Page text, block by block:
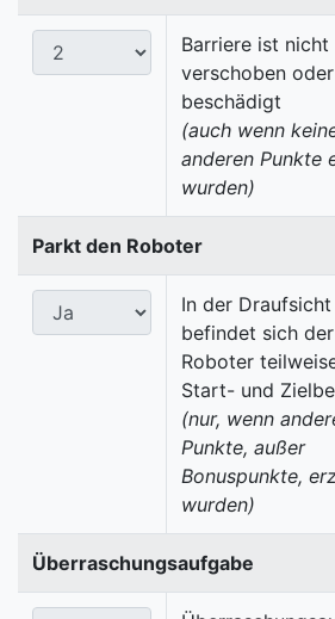
Barriere ist nicht
verschoben oder
beschädigt
(auch wenn
anderen Punkte
wurden)
Parkt den Roboter
In der Draufsicht
befindet sich der
Roboter
Start- und
(nur, wenn
Punkte, außer
Bonuspunkte,
wurden)
Überraschungsaufgabe